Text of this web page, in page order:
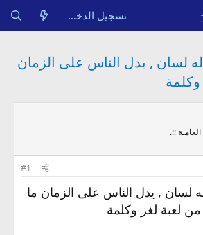
تسجيل الدخول
لسان , يدل الناس على الزمان
::.
#1
لسان , يدل الناس على الزمان ما
لعبة لغز وكلمة